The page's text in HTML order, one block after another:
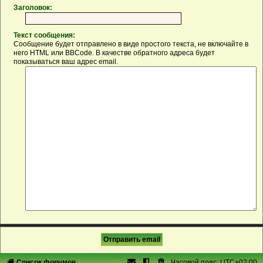
Заголовок:
Текст сообщения:
Сообщение будет отправлено в виде простого текста, не включайте в
него HTML или BBCode. В качестве обратного адреса будет
показываться ваш адрес email.